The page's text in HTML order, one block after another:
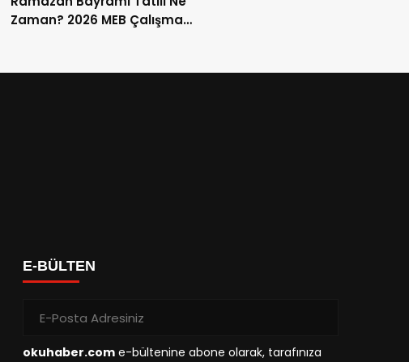
Zaman? 2026 MEB Çalışma
E-BÜLTEN
okuhaber.com e-bültenine abone olarak, tarafınıza